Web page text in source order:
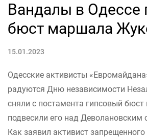
Вандалы в Одессе
бюст маршала
15.01.2023
Одесские активисты
радуются Дню независимости
сняли с постамента гипсовый
подвесили его над Деволановским
Как заявил активист